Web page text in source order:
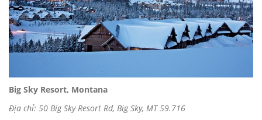
Big Sky Resort, Montana
Địa chỉ: 50 Big Sky Resort Rd, Big Sky, MT 59.716